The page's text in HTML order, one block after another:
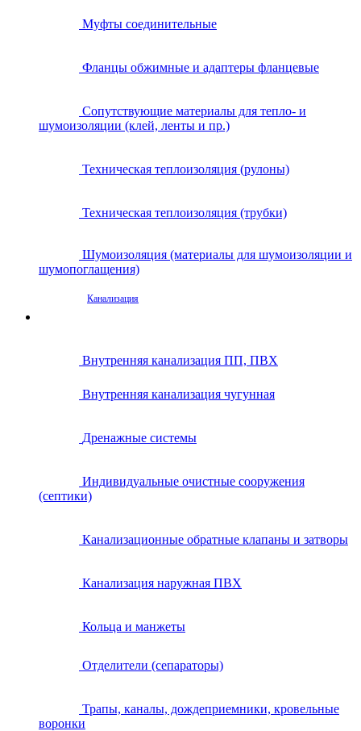
Муфты соединительные
Фланцы обжимные и адаптеры фланцевые
Сопутствующие материалы для тепло- и
шумоизоляции (клей, ленты и пр.)
Техническая теплоизоляция (рулоны)
Техническая теплоизоляция (трубки)
Шумоизоляция (материалы для шумоизоляции и
шумопоглащения)
Канализация
Внутренняя канализация ПП, ПВХ
Внутренняя канализация чугунная
Дренажные системы
Индивидуальные очистные сооружения
(септики)
Канализационные обратные клапаны и затворы
Канализация наружная ПВХ
Кольца и манжеты
Отделители (сепараторы)
Трапы, каналы, дождеприемники, кровельные
воронки